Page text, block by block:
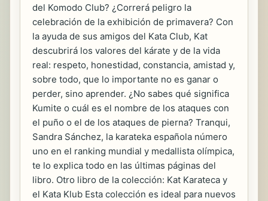
del Komodo Club? ¿Correrá peligro la
celebración de la exhibición de primavera? Con
la ayuda de sus amigos del Kata Club, Kat
descubrirá los valores del kárate y de la vida
real: respeto, honestidad, constancia, amistad y,
sobre todo, que lo importante no es ganar o
perder, sino aprender. ¿No sabes qué significa
Kumite o cuál es el nombre de los ataques con
el puño o el de los ataques de pierna? Tranqui,
Sandra Sánchez, la karateka española número
uno en el ranking mundial y medallista olímpica,
te lo explica todo en las últimas páginas del
libro. Otro libro de la colección: Kat Karateca y
el Kata Klub Esta colección es ideal para nuevos